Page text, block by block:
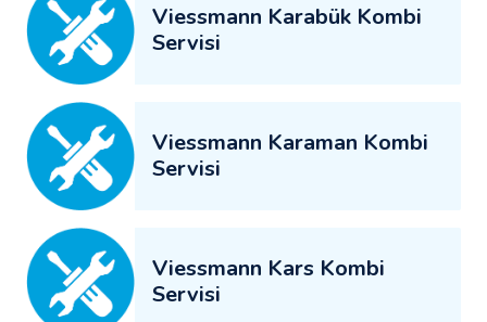
Viessmann Karabük Kombi
Servisi
Viessmann Karaman Kombi
Servisi
Viessmann Kars Kombi
Servisi